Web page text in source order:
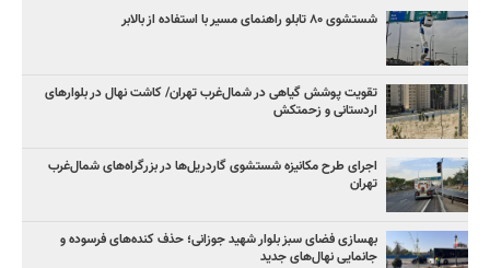
شستشوی ۸۰ تابلو راهنمای مسیر با استفاده از بالابر
تقویت پوشش گیاهی در شمال‌غرب تهران/ کاشت نهال در بلوارهای
اردستانی و زحمتکش
اجرای طرح مکانیزه شستشوی گاردریل‌ها در بزرگراه‌های شمال‌غرب
تهران
بهسازی فضای سبز بلوار شهید جوزانی؛ حذف کنده‌های فرسوده و
جانمایی نهال‌های جدید